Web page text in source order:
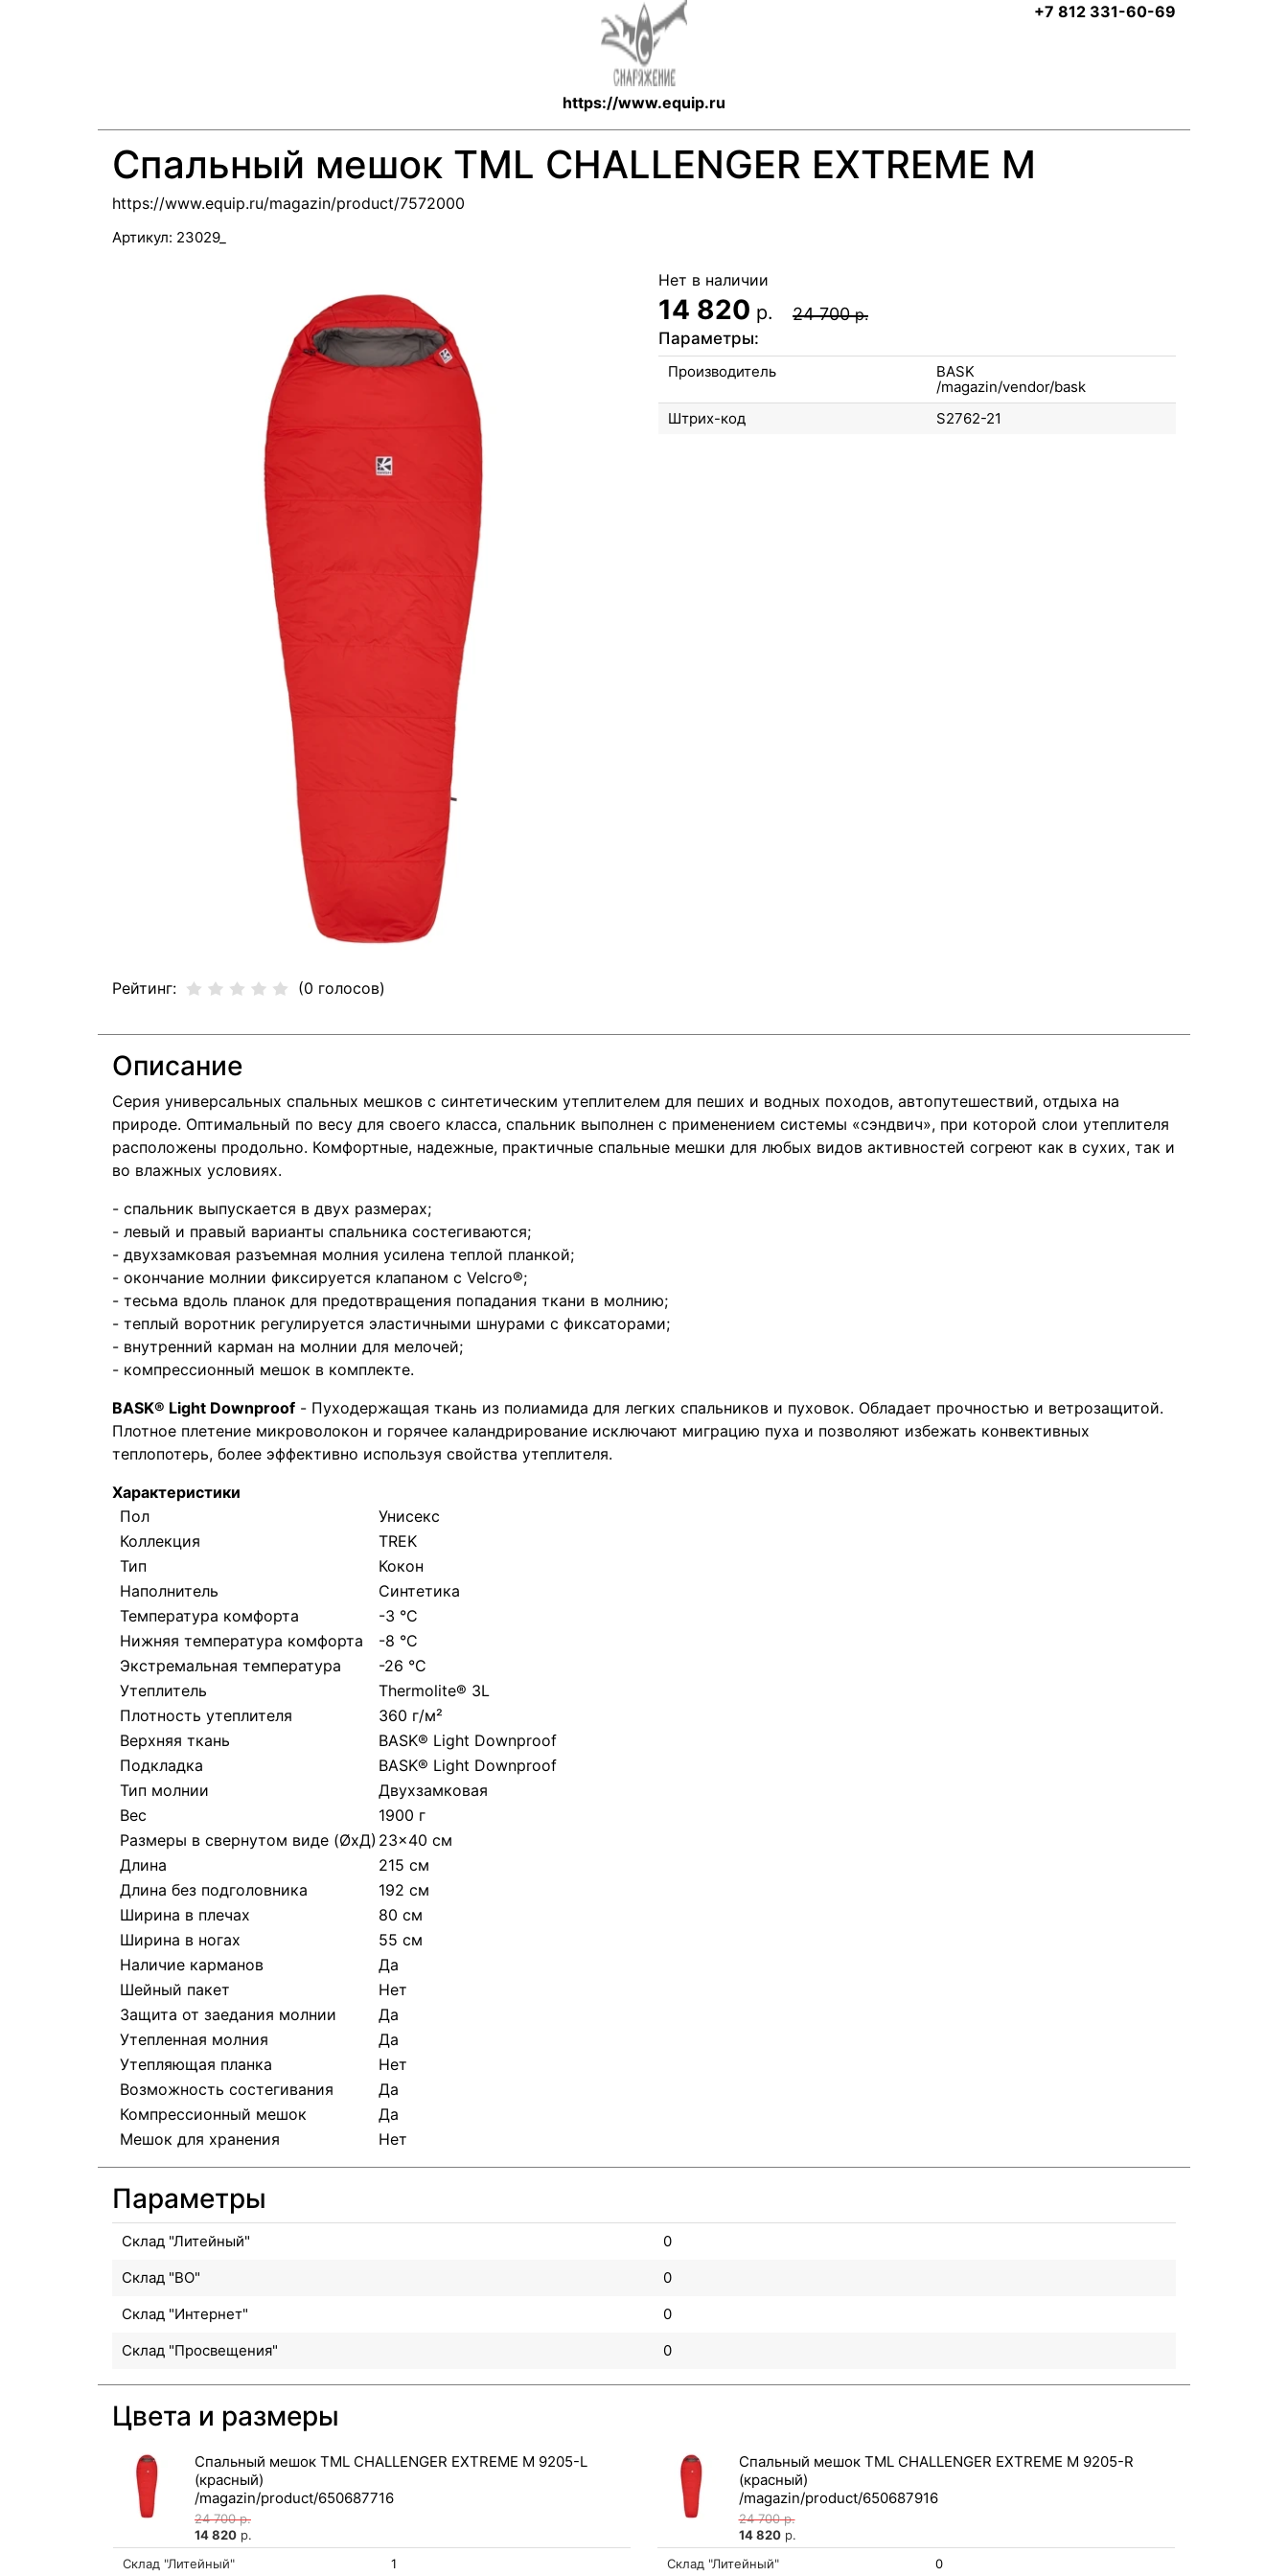
https://www.equip.ru
+7 812 331-60-69
Спальный мешок TML CHALLENGER EXTREME M
https://www.equip.ru/magazin/product/7572000
Артикул: 23029_
Рейтинг: (0 голосов)
Нет в наличии
14 820 р. 24 700р.
Параметры:
Производитель BASK
Штрих-код S2762-21
Описание
Серия универсальных спальных мешков с синтетическим утеплителем для пеших и водных походов, автопутешествий, отдыха на
природе. Оптимальный по весу для своего класса, спальник выполнен с применением системы «сэндвич», при которой слои утеплителя
расположены продольно. Комфортные, надежные, практичные спальные мешки для любых видов активностей согреют как в сухих, так и
во влажных условиях.
- спальник выпускается в двух размерах;
- левый и правый варианты спальника состегиваются;
- двухзамковая разъемная молния усилена теплой планкой;
- окончание молнии фиксируется клапаном с Velcro®;
- тесьма вдоль планок для предотвращения попадания ткани в молнию;
- теплый воротник регулируется эластичными шнурами с фиксаторами;
- внутренний карман на молнии для мелочей;
- компрессионный мешок в комплекте.
BASK® Light Downproof - Пуходержащая ткань из полиамида для легких спальников и пуховок. Обладает прочностью и ветрозащитой.
Плотное плетение микроволокон и горячее каландрирование исключают миграцию пуха и позволяют избежать конвективных
теплопотерь, более эффективно используя свойства утеплителя.
Характеристики
Пол
Унисекс
Коллекция
TREK
Тип
Кокон
Наполнитель
Синтетика
Температура комфорта
-3 °C
Нижняя температура комфорта
-8 °C
Экстремальная температура
-26 °C
Утеплитель
Thermolite® 3L
Плотность утеплителя
360 г/м²
Верхняя ткань
BASK® Light Downproof
Подкладка
BASK® Light Downproof
Тип молнии
Двухзамковая
Вес
1900 г
Размеры в свернутом виде (ØхД) 23x40 см
Длина
215 см
Длина без подголовника
192 см
Ширина в плечах
80 см
Ширина в ногах
55 см
Наличие карманов
Да
Шейный пакет
Нет
Защита от заедания молнии
Да
Утепленная молния
Да
Утепляющая планка
Нет
Возможность состегивания
Да
Компрессионный мешок
Да
Мешок для хранения
Нет
Параметры
Склад "Литейный"
0
Склад "ВО"
0
Склад "Интернет"
0
Склад "Просвещения"
0
Цвета и размеры
Спальный мешок TML CHALLENGER EXTREME M 9205-L
(красный)
24 700р.
14 820 р.
Склад "Литейный"
1
Спальный мешок TML CHALLENGER EXTREME M 9205-R
(красный)
24 700р.
14 820р.
Склад "Литейный"
0